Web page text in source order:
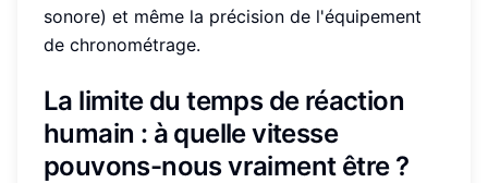
sonore) et même la précision de l'équipement
de chronométrage.
La limite du temps de réaction
humain : à quelle vitesse
pouvons-nous vraiment être ?